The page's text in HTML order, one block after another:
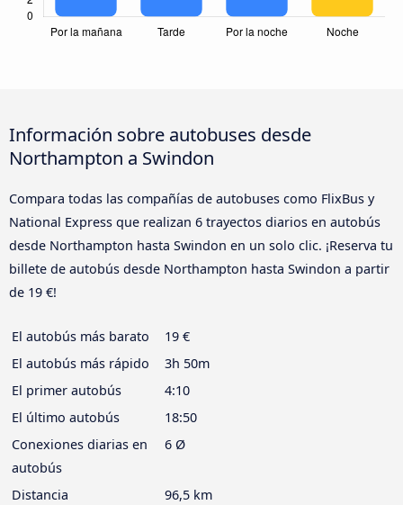
Información sobre autobuses desde
Northampton a Swindon
Compara todas las compañías de autobuses como FlixBus y
National Express que realizan 6 trayectos diarios en autobús
desde Northampton hasta Swindon en un solo clic. ¡Reserva tu
billete de autobús desde Northampton hasta Swindon a partir
de 19 €!
El autobús más barato
19 €
El autobús más rápido
3h 50m
El primer autobús
4:10
El último autobús
18:50
Conexiones diarias en
autobús
6 Ø
Distancia
96,5 km